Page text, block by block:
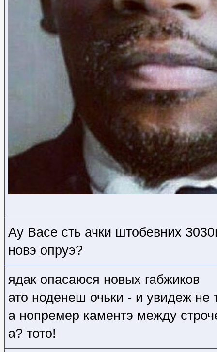
Ау Васе сть ачки штобевних
новэ опруэ?
ядак опасаюся новых габжиков
ато ноденеш очьки - и увидеж
а нопремер каментэ между
а? тото!